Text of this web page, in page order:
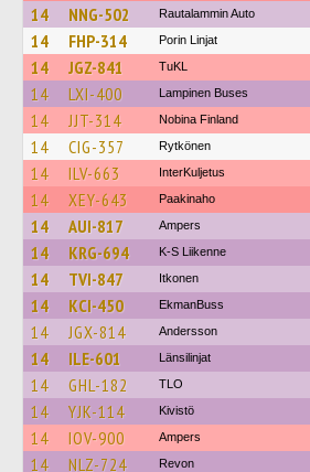
14 NNG-502 Rautalammin Auto
14 FHP-314 Porin Linjat
14 JGZ-841 TuKL
14 LXI-400 Lampinen Buses
14 JJT-314 Nobina Finland
14 CIG-357 Rytkönen
14 ILV-663 InterKuljetus
14 XEY-643 Paakinaho
14 AUI-817 Ampers
14 KRG-694 K-S Liikenne
14 TVI-847 Itkonen
14 KCI-450 EkmanBuss
14 JGX-814 Andersson
14 ILE-601 Länsilinjat
14 GHL-182 TLO
14 YJK-114 Kivistö
14 IOV-900 Ampers
14 NLZ-724 Revon